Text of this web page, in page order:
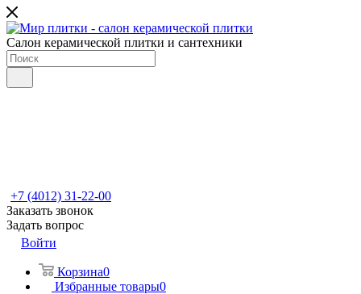
Салон керамической плитки и сантехники
+7 (4012) 31-22-00
Заказать звонок
Задать вопрос
Войти
Корзина0
Избранные товары0